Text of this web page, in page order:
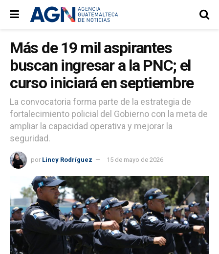
Más de 19 mil aspirantes
buscan ingresar a la PNC; el
curso iniciará en septiembre
La convocatoria forma parte de la estrategia de
fortalecimiento policial del Gobierno con la meta de
ampliar la capacidad operativa y mejorar la
seguridad.
por Lincy Rodríguez 15 de mayo de 2026